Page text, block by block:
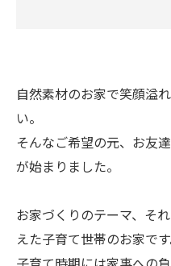
自然素材のお家で笑顔溢
い。
そんなご希望の元、お友
が始まりました。
お家づくりのテーマ、そ
えた子育て世帯のお家です